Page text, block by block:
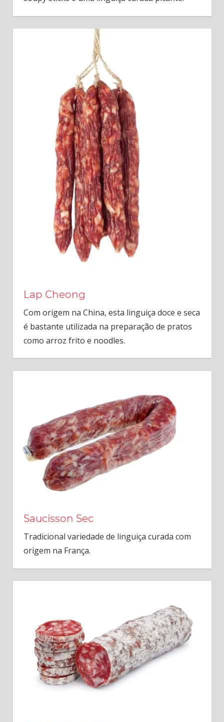
Lap Cheong
Com origem na China, esta linguiça doce e seca
é bastante utilizada na preparação de pratos
como arroz frito e noodles.
Saucisson Sec
Tradicional variedade de linguiça curada com
origem na França.